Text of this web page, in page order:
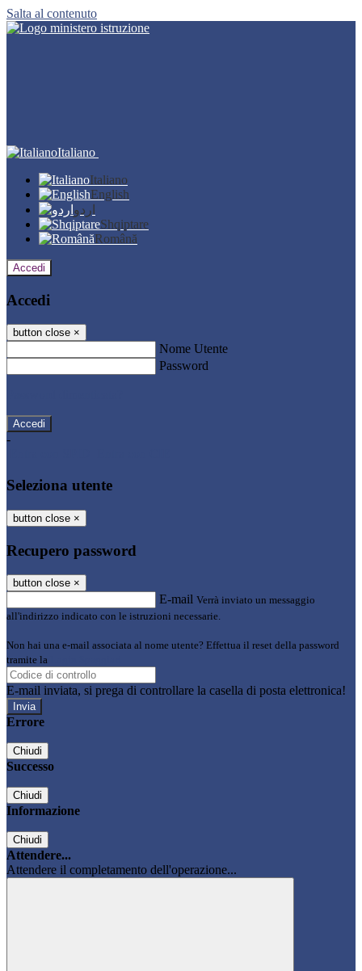
Salta al contenuto
Italiano
Italiano
English
اردو
Shqiptare
Română
Accedi
Accedi
button close ×
Nome Utente
Password
-
Seleziona utente
button close ×
Recupero password
button close ×
E-mail Verrà inviato un messaggio
all'indirizzo indicato con le istruzioni necessarie.
Non hai una e-mail associata al nome utente? Effettua il reset della password
tramite la
E-mail inviata, si prega di controllare la casella di posta elettronica!
Errore
Chiudi
Successo
Chiudi
Informazione
Chiudi
Attendere...
Attendere il completamento dell'operazione...